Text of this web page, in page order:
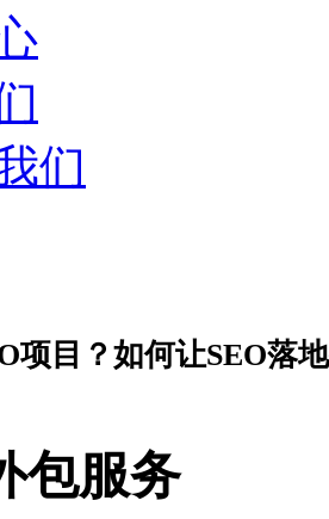
们
项目？如何让SEO落
包服务